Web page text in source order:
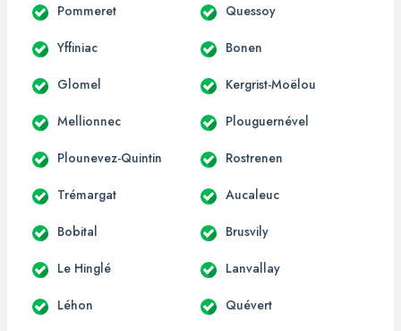
Pommeret Quessoy
Yffiniac Bonen
Glomel Kergrist-Moëlou
Mellionnec Plouguernével
Plounevez-Quintin Rostrenen
Trémargat Aucaleuc
Bobital Brusvily
Le Hinglé Lanvallay
Léhon Quévert